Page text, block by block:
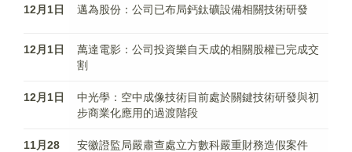
12月1日 邁為股份：公司已布局鈣鈦礦設備相關技術研發
12月1日
萬達電影：公司投資樂自天成的相關股權已完成交
割
12月1日
中光學：空中成像技術目前處於關鍵技術研發與初
步商業化應用的過渡階段
11月28
安徽證監局嚴肅查處立方數科嚴重財務造假案件